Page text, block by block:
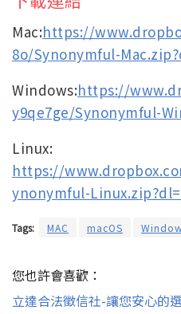
Mac:https://
8o/Synonymful-
Windows:https://
y9qe7ge/Synonymful-
Linux:
https://
ynonymful-
Tags: MAC macOS
您也許會喜歡：
立達合法徵信社-讓您安心的